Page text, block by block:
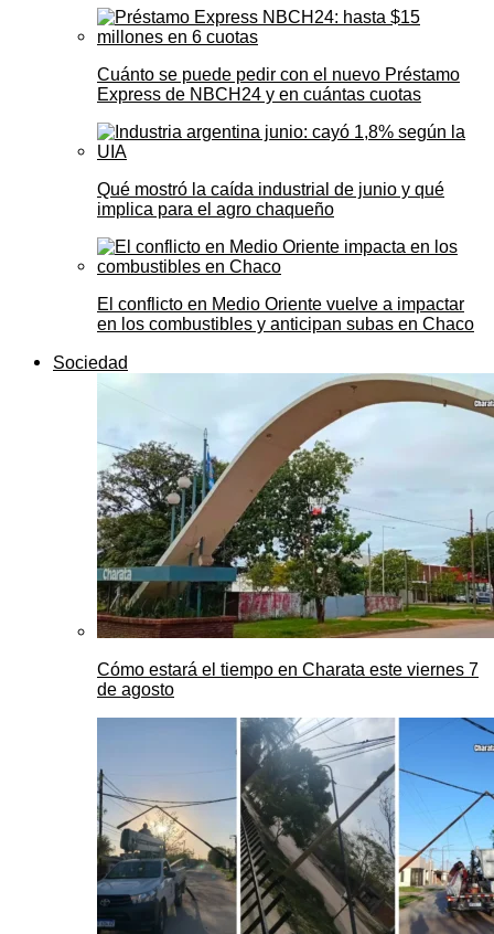
Cuánto se puede pedir con el nuevo Préstamo
Express de NBCH24 y en cuántas cuotas
Qué mostró la caída industrial de junio y qué
implica para el agro chaqueño
El conflicto en Medio Oriente vuelve a impactar
en los combustibles y anticipan subas en Chaco
Sociedad
Cómo estará el tiempo en Charata este viernes 7
de agosto